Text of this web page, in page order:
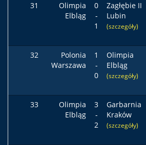
31
Olimpia
Elbląg
0
-
1
Zagłębie II
Lubin
(szczegóły)
32
Polonia
Warszawa
1
-
0
Olimpia
Elbląg
(szczegóły)
33
Olimpia
Elbląg
3
-
2
Garbarnia
Kraków
(szczegóły)